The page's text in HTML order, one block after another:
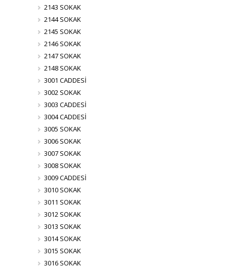
2143 SOKAK
2144 SOKAK
2145 SOKAK
2146 SOKAK
2147 SOKAK
2148 SOKAK
3001 CADDESİ
3002 SOKAK
3003 CADDESİ
3004 CADDESİ
3005 SOKAK
3006 SOKAK
3007 SOKAK
3008 SOKAK
3009 CADDESİ
3010 SOKAK
3011 SOKAK
3012 SOKAK
3013 SOKAK
3014 SOKAK
3015 SOKAK
3016 SOKAK